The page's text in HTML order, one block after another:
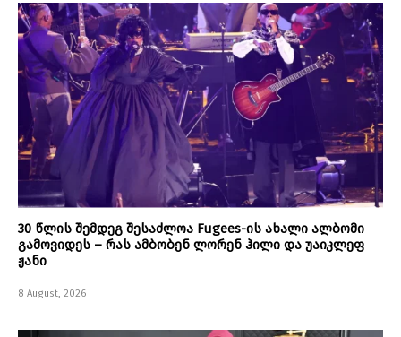
30 წლის შემდეგ შესაძლოა Fugees-ის ახალი ალბომი
გამოვიდეს – რას ამბობენ ლორენ ჰილი და უაიკლეფ
ჟანი
8 August, 2026